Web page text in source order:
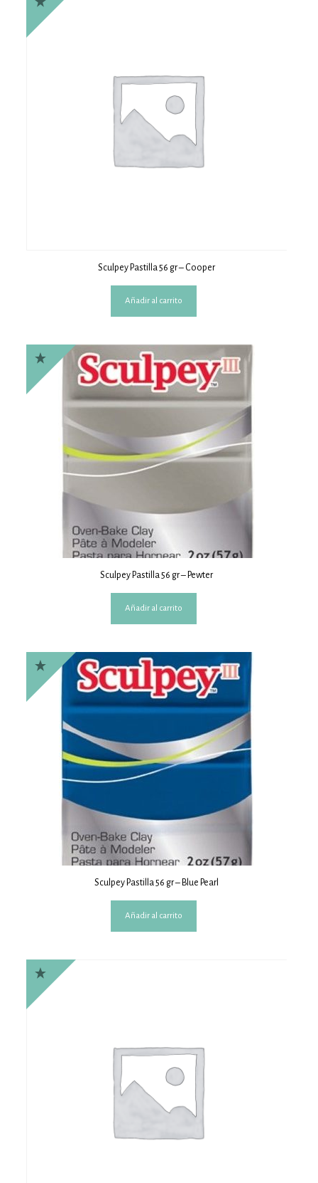
Sculpey Pastilla 56 gr – Cooper
Añadir al carrito
Sculpey Pastilla 56 gr – Pewter
Añadir al carrito
Sculpey Pastilla 56 gr – Blue Pearl
Añadir al carrito